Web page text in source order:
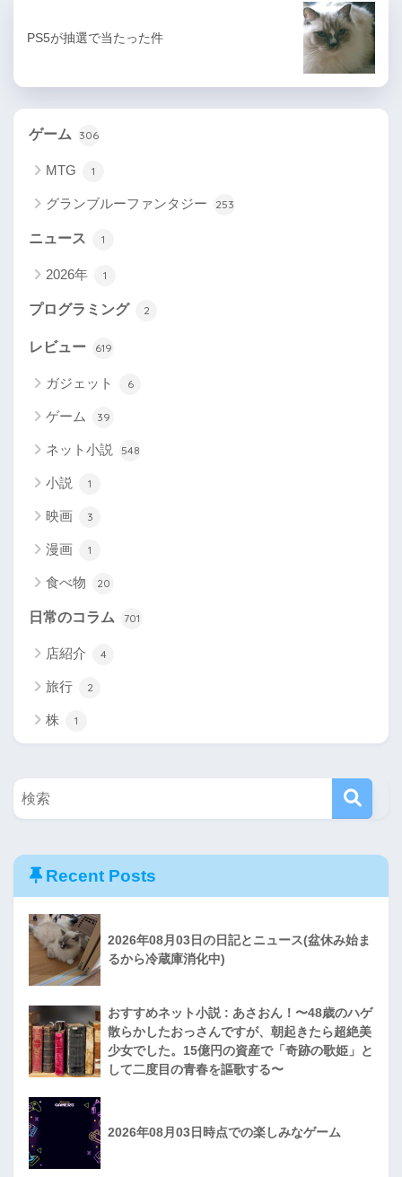
PS5が抽選で当たった件
ゲーム 306
MTG 1
グランブルーファンタジー 253
ニュース 1
2026年 1
プログラミング 2
レビュー 619
ガジェット 6
ゲーム 39
ネット小説 548
小説 1
映画 3
漫画 1
食べ物 20
日常のコラム 701
店紹介 4
旅行 2
株 1
Recent Posts
2026年08月03日の日記とニュース(盆休み始ま
るから冷蔵庫消化中)
おすすめネット小説 : あさおん！〜48歳のハゲ
散らかしたおっさんですが、朝起きたら超絶美
少女でした。15億円の資産で「奇跡の歌姫」と
して二度目の青春を謳歌する〜
2026年08月03日時点での楽しみなゲーム